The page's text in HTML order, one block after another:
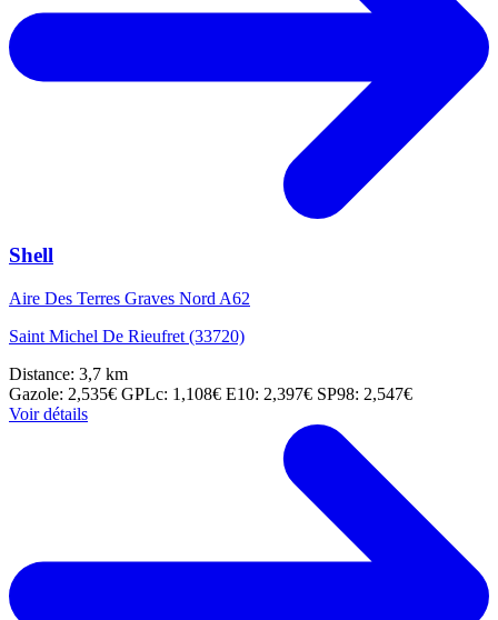
Shell
Aire Des Terres Graves Nord A62
Saint Michel De Rieufret (33720)
Distance: 3,7 km
Gazole: 2,535€ GPLc: 1,108€ E10: 2,397€ SP98: 2,547€
Voir détails